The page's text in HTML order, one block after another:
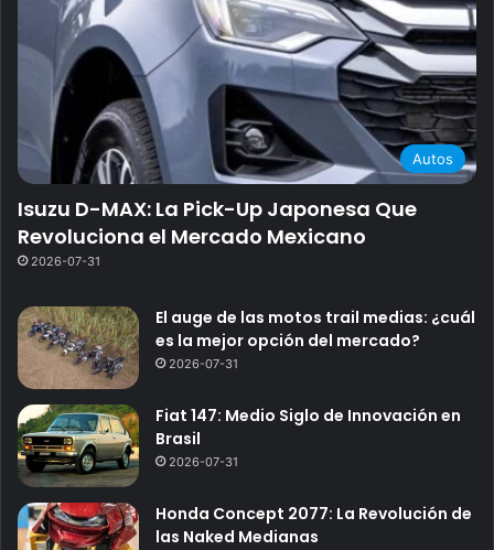
Autos
Isuzu D-MAX: La Pick-Up Japonesa Que
Revoluciona el Mercado Mexicano
2026-07-31
El auge de las motos trail medias: ¿cuál
es la mejor opción del mercado?
2026-07-31
Fiat 147: Medio Siglo de Innovación en
Brasil
2026-07-31
Honda Concept 2077: La Revolución de
las Naked Medianas